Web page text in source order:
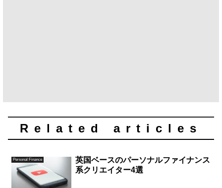
Related articles
Personal Finance
英国ベースのパーソナルファイナンス
系クリエイター4選